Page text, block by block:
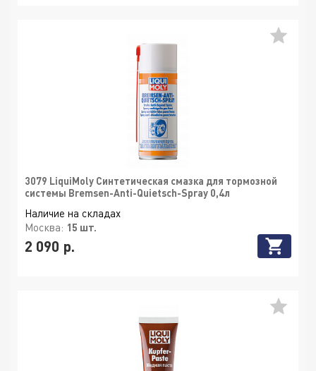
3079 LiquiMoly Синтетическая смазка для тормозной
системы Bremsen-Anti-Quietsch-Spray 0,4л
Наличие на складах
Москва: 15 шт.
2 090 р.